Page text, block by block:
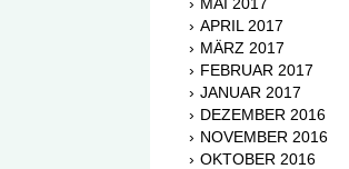
APRIL 2017
MÄRZ 2017
FEBRUAR 2017
JANUAR 2017
DEZEMBER 2016
NOVEMBER 2016
OKTOBER 2016